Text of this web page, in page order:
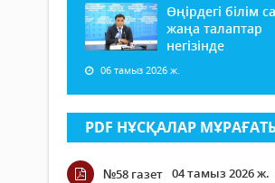
Өңірдегі білім
жаңа талаптар
негізінде
06 тамыз 2026 ж.
PDF НҰСҚАЛАР
№58 газет 04 тамыз 2026 ж.